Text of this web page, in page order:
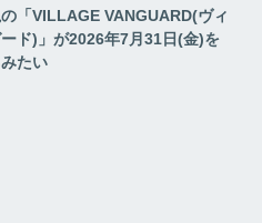
「VILLAGE VANGUARD(ヴィ
ド)」が2026年7月31日(金)を
たい